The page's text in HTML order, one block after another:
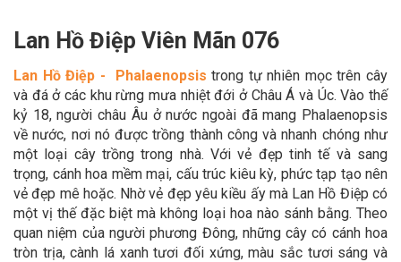
Lan Hồ Điệp Viên Mãn 076
Lan Hồ Điệp - Phalaenopsis trong tự nhiên mọc trên cây
và đá ở các khu rừng mưa nhiệt đới ở Châu Á và Úc. Vào thế
kỷ 18, người châu Âu ở nước ngoài đã mang Phalaenopsis
về nước, nơi nó được trồng thành công và nhanh chóng như
một loại cây trồng trong nhà. Với vẻ đẹp tinh tế và sang
trọng, cánh hoa mềm mại, cấu trúc kiêu kỳ, phức tạp tạo nên
vẻ đẹp mê hoặc. Nhờ vẻ đẹp yêu kiều ấy mà Lan Hồ Điệp có
một vị thế đặc biệt mà không loại hoa nào sánh bằng. Theo
quan niệm của người phương Đông, những cây có cánh hoa
tròn trịa, cành lá xanh tươi đối xứng, màu sắc tươi sáng và